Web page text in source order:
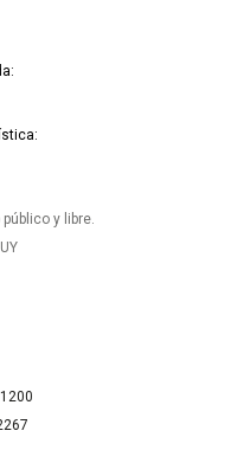
y libre.